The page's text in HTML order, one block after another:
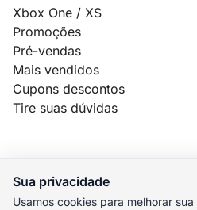
Xbox One / XS
Promoções
Pré-vendas
Mais vendidos
Cupons descontos
Tire suas dúvidas
© 2026 MauroSPBR Games.
Sua privacidade
Usamos cookies para melhorar